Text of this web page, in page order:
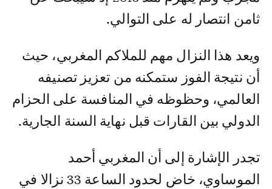
ثامن انتصار له على التوالي.
ويعد هذا النزال مهم للملاكم المغربي، حيث
أن نتيجة الفوز ستمكنه من تعزيز تصنيفه
العالمي، وحظوظه في المنافسة على الحزام
الدولي بين القارات قبل نهاية السنة الجارية.
تجدر الإشارة إلى أن المغربي أحمد
الموساوي، خاض لحدود الساعة 33 نزالا في